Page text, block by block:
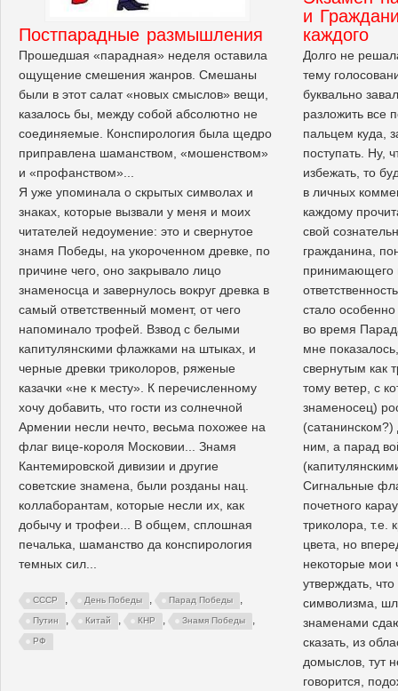
Постпарадные размышления
Прошедшая «парадная» неделя оставила
ощущение смешения жанров. Смешаны
были в этот салат «новых смыслов» вещи,
казалось бы, между собой абсолютно не
соединяемые. Конспирология была щедро
приправлена шаманством, «мошенством»
и «профанством»...
Я уже упоминала о скрытых символах и
знаках, которые вызвали у меня и моих
читателей недоумение: это и свернутое
знамя Победы, на укороченном древке, по
причине чего, оно закрывало лицо
знаменосца и завернулось вокруг древка в
самый ответственный момент, от чего
напоминало трофей. Взвод с белыми
капитулянскими флажками на штыках, и
черные древки триколоров, ряженые
казачки «не к месту». К перечисленному
хочу добавить, что гости из солнечной
Армении несли нечто, весьма похожее на
флаг вице-короля Московии... Знамя
Кантемировской дивизии и другие
советские знамена, были розданы нац.
коллаборантам, которые несли их, как
добычу и трофеи... В общем, сплошная
печалька, шаманство да конспирология
темных сил...
СССР , День Победы , Парад Победы ,
Путин , Китай , КНР , Знамя Победы ,
РФ
и
каждого
Долго не
тему
буквально
разложить все
пальцем куда,
поступать. Ну,
избежать, то
в личных
каждому
свой
гражданина,
принимающего
стало
во время
мне
свернутым как
тому ветер, с
знаменосец)
ним, а парад
Сигнальные
почетного
триколора, т.е.
цвета, но
некоторые мои
утверждать,
символизма,
знаменами
сказать, из
домыслов, тут
говорится,